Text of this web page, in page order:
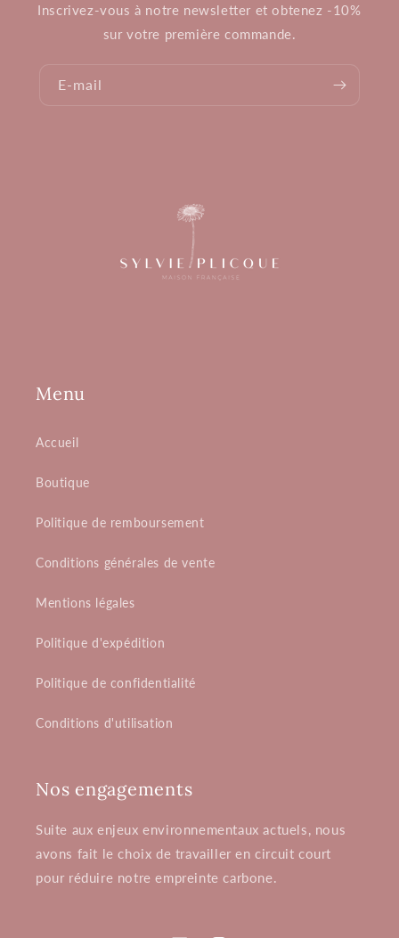
Inscrivez-vous à notre newsletter et obtenez -10%
sur votre première commande.
E-mail
Menu
Accueil
Boutique
Politique de remboursement
Conditions générales de vente
Mentions légales
Politique d'expédition
Politique de confidentialité
Conditions d'utilisation
Nos engagements
Suite aux enjeux environnementaux actuels, nous
avons fait le choix de travailler en circuit court
pour réduire notre empreinte carbone.